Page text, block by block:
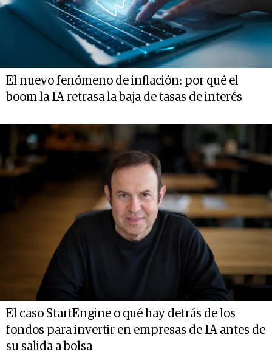
El nuevo fenómeno de inflación: por qué el
boom la IA retrasa la baja de tasas de interés
El caso StartEngine o qué hay detrás de los
fondos para invertir en empresas de IA antes de
su salida a bolsa